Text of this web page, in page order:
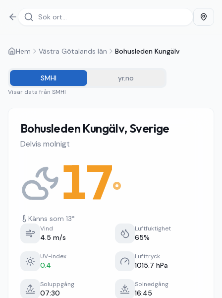
Hem Västra Götalands län Bohusleden Kungälv
SMHI yr.no
Visar data från SMHI
Bohusleden Kungälv, Sverige
Delvis molnigt
17°
Känns som 13°
Vind
4.5 m/s
Luftfuktighet
65%
UV-index
0.4
Lufttryck
1015.7 hPa
Soluppgång
07:30
Solnedgång
16:45